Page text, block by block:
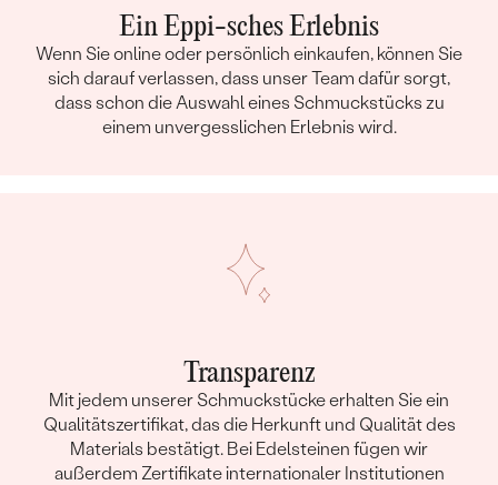
Ein Eppi-sches Erlebnis
Wenn Sie online oder persönlich einkaufen, können Sie
sich darauf verlassen, dass unser Team dafür sorgt,
dass schon die Auswahl eines Schmuckstücks zu
einem unvergesslichen Erlebnis wird.
Transparenz
Mit jedem unserer Schmuckstücke erhalten Sie ein
Qualitätszertifikat, das die Herkunft und Qualität des
Materials bestätigt. Bei Edelsteinen fügen wir
außerdem Zertifikate internationaler Institutionen